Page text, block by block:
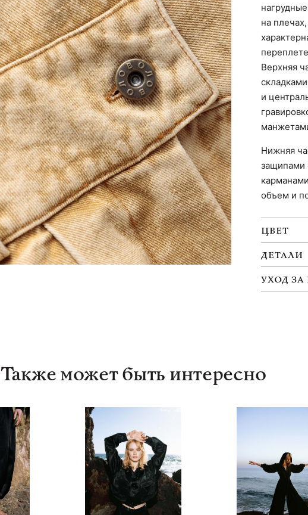
на
Верхняя
и
Нижняя
защипами
объем и
ЦВЕТ
ДЕТАЛИ
УХОД
Также может быть интересно